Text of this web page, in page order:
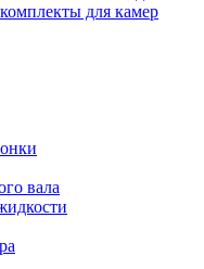
для камер
вала